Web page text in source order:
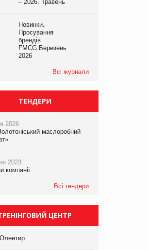
компанії «УкраМарин»
– 2026. Травень
Новинки.
Просування
брендів
FMCG.Березень
2026
Всі журнали
ТЕНДЕРИ
2026
маслоробний
2023
компанії
Всі тендери
ЦЕНТР